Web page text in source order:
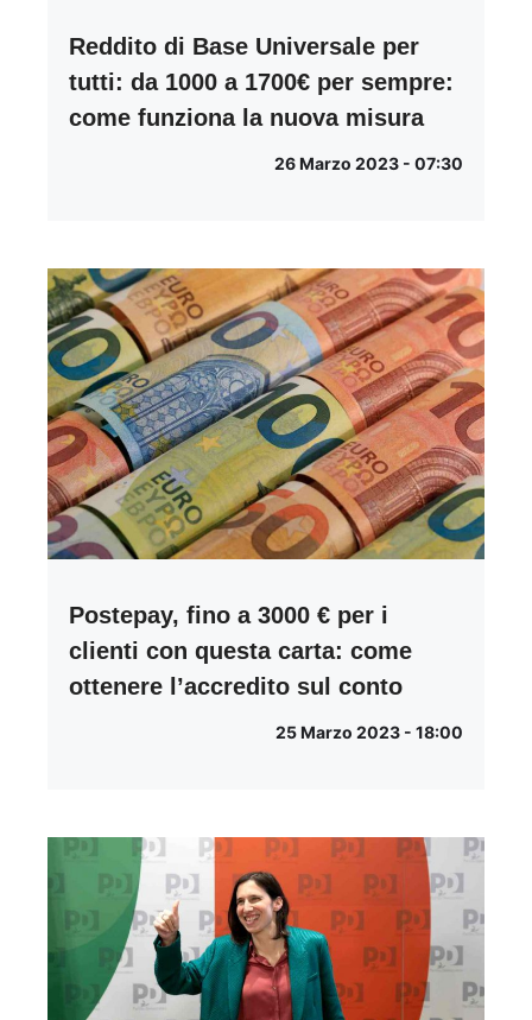
Reddito di Base Universale per
tutti: da 1000 a 1700€ per sempre:
come funziona la nuova misura
26 Marzo 2023 - 07:30
Postepay, fino a 3000 € per i
clienti con questa carta: come
ottenere l’accredito sul conto
25 Marzo 2023 - 18:00